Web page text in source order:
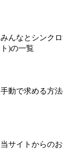
みんなとシンク
ト)の一覧
手動で求める方
当サイトからの